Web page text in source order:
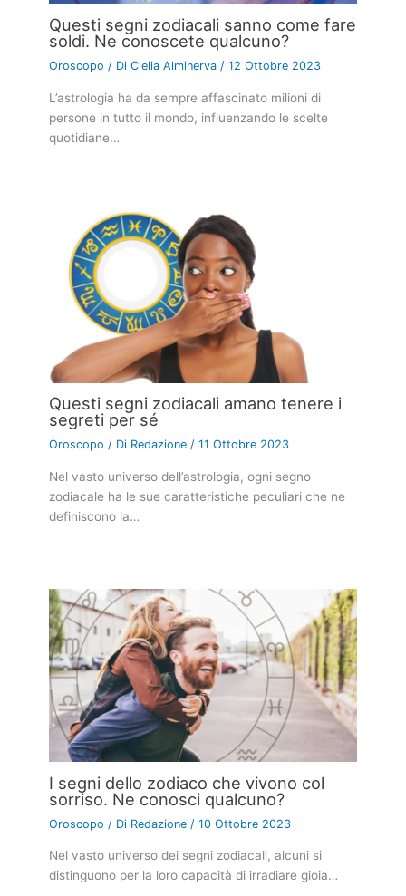
Questi segni zodiacali sanno come fare
soldi. Ne conoscete qualcuno?
Oroscopo / DiClelia Alminerva/12 Ottobre 2023
L’astrologia ha da sempre affascinato milioni di
persone in tutto il mondo, influenzando le scelte
quotidiane…
Questi segni zodiacali amano tenere i
segreti per sé
Oroscopo / Di Redazione/11 Ottobre 2023
Nel vasto universo dell’astrologia, ogni segno
zodiacale ha le sue caratteristiche peculiari che ne
definiscono la…
I segni dello zodiaco che vivono col
sorriso. Ne conosci qualcuno?
Oroscopo / Di Redazione /10 Ottobre 2023
Nel vasto universo dei segni zodiacali, alcuni si
distinguono per la loro capacità di irradiare gioia…